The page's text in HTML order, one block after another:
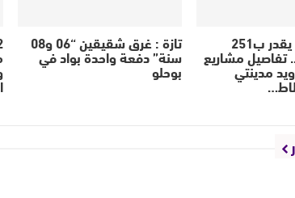
بغلاف مالي يقدر ب251
تفاصيل مشاريع
مدينتي
تازة : غرق شقيقين “06 و08
سنة” دفعة واحدة بواد في
بوحلو